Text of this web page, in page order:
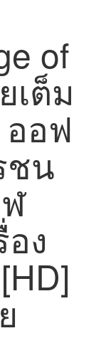
of
เต็ม
ออฟ
ชน
ง